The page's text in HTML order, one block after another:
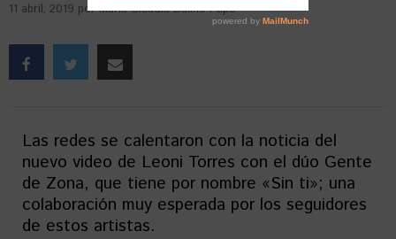
11 abril, 2019 porMaria Claudia Baliño Pupo
Las redes se calentaron con la noticia del
nuevo video de Leoni Torres con el dúo Gente
de Zona, que tiene por nombre «Sin ti»; una
colaboración muy esperada por los seguidores
de estos artistas.